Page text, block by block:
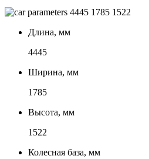
4445 1785 1522
Длина, мм
4445
Ширина, мм
1785
Высота, мм
1522
Колесная база, мм